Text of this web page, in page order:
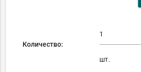
Количество:
шт.